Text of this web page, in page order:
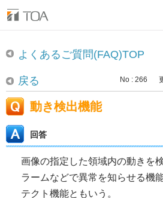
よくあるご質問(FAQ)TOP
戻る No : 266
動き検出機能
回答
画像の指定した領域内の動きを
ラームなどで異常を知らせる機
テクト機能ともいう。